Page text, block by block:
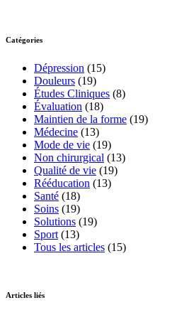
Catégories
Dépression (15)
Douleurs (19)
Études Cliniques (8)
Évaluation (18)
Maintien de la forme (19)
Médecine (13)
Mode de vie (19)
Non chirurgical (13)
Qualité de vie (19)
Rééducation (13)
Santé (18)
Soins (19)
Solutions (19)
Sport (13)
Tous les articles (15)
Articles liés